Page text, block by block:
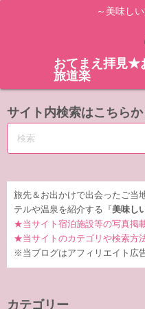
ス
ッ
～美味し
おてまえ拝見★
旅道楽
サイト内検索はこちらか
旅先＆お出かけで出会ったご当
テルや温泉を紹介する『 美味し
★当サイト宿泊施設等の写真掲
★当サイトのカテゴリや検索方
※当ブログはアフィリエイト広
カテゴリー